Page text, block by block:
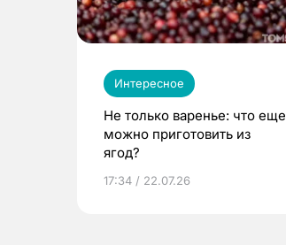
Интересное
Не только варенье: что еще
можно приготовить из
ягод?
17:34 / 22.07.26